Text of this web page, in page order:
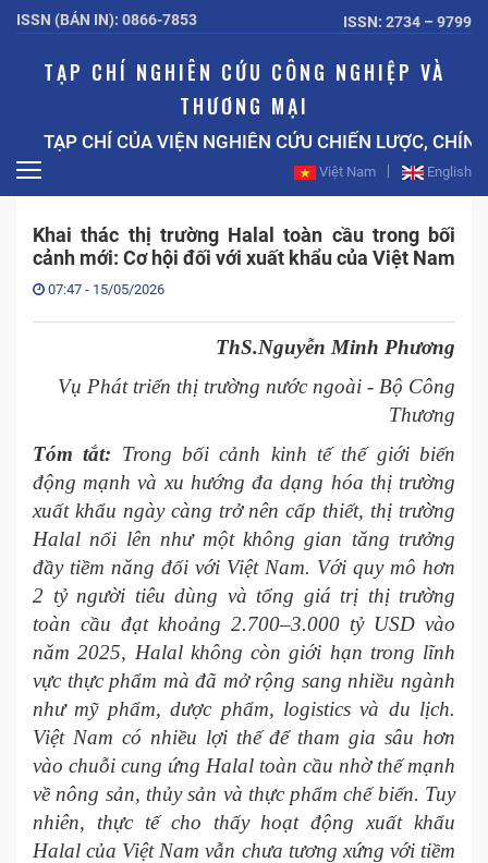
ISSN (BẢN IN): 0866-7853 ISSN: 2734 – 9799
TẠP CHÍ NGHIÊN CỨU CÔNG NGHIỆP VÀ
THƯƠNG MẠI
TẠP CHÍ CỦA VIỆN NGHIÊN CỨU CHIẾN LƯỢC, CHÍNH
Việt Nam English
Khai thác thị trường Halal toàn cầu trong bối
cảnh mới: Cơ hội đối với xuất khẩu của Việt Nam
07:47 - 15/05/2026
ThS.Nguyễn Minh Phương
Vụ Phát triển thị trường nước ngoài - Bộ Công
Thương
Tóm tắt: Trong bối cảnh kinh tế thế giới biến
động mạnh và xu hướng đa dạng hóa thị trường
xuất khẩu ngày càng trở nên cấp thiết, thị trường
Halal nổi lên như một không gian tăng trưởng
đầy tiềm năng đối với Việt Nam. Với quy mô hơn
2 tỷ người tiêu dùng và tổng giá trị thị trường
toàn cầu đạt khoảng 2.700–3.000 tỷ USD vào
năm 2025, Halal không còn giới hạn trong lĩnh
vực thực phẩm mà đã mở rộng sang nhiều ngành
như mỹ phẩm, dược phẩm, logistics và du lịch.
Việt Nam có nhiều lợi thế để tham gia sâu hơn
vào chuỗi cung ứng Halal toàn cầu nhờ thế mạnh
về nông sản, thủy sản và thực phẩm chế biến. Tuy
nhiên, thực tế cho thấy hoạt động xuất khẩu
Halal của Việt Nam vẫn chưa tương xứng với tiềm